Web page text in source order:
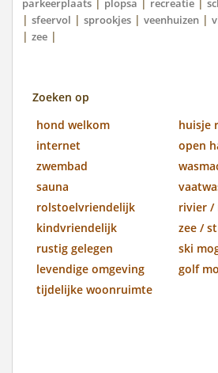
parkeerplaats plopsa recreatie
| sfeervol | sprookjes | veenhuizen |
| zee |
Zoeken op
hond welkom
huisje
internet
open
zwembad
sauna
rolstoelvriendelijk
rivier /
kindvriendelijk
zee /
rustig gelegen
ski
levendige omgeving
golf
tijdelijke woonruimte